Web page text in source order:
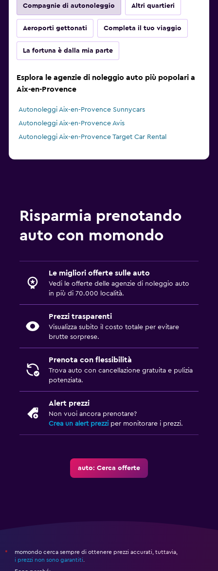
Compagnie di autonoleggio Altri quartieri
Aeroporti gettonati Completa il tuo viaggio
La fortuna è dalla mia parte
Esplora le agenzie di noleggio auto più popolari a
Aix-en-Provence
Autonoleggi Aix-en-Provence Sunnycars
Autonoleggi Aix-en-Provence Avis
Autonoleggi Aix-en-Provence Target Car Rental
Risparmia prenotando
auto con momondo
Le migliori offerte sulle auto
Vedi le offerte delle agenzie di noleggio auto
in più di 70.000 località.
Prezzi trasparenti
Visualizza subito il costo totale per evitare
brutte sorprese.
Prenota con flessibilità
Trova auto con cancellazione gratuita e pulizia
potenziata.
Alert prezzi
Non vuoi ancora prenotare?
Crea un alert prezzi per monitorare i prezzi.
auto: Cerca offerte
*
momondo cerca sempre di ottenere prezzi accurati, tuttavia,
i prezzi non sono garantiti.